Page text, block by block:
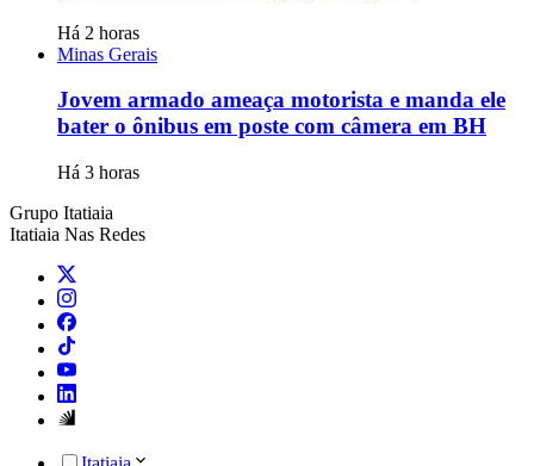
Há 2 horas
Minas Gerais
Jovem armado ameaça motorista e manda ele
bater o ônibus em poste com câmera em BH
Há 3 horas
Grupo Itatiaia
Itatiaia Nas Redes